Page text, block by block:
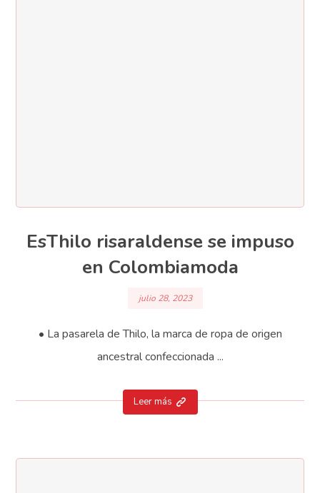
EsThilo risaraldense se impuso
en Colombiamoda
julio 28, 2023
• La pasarela de Thilo, la marca de ropa de origen
ancestral confeccionada ...
Leer más